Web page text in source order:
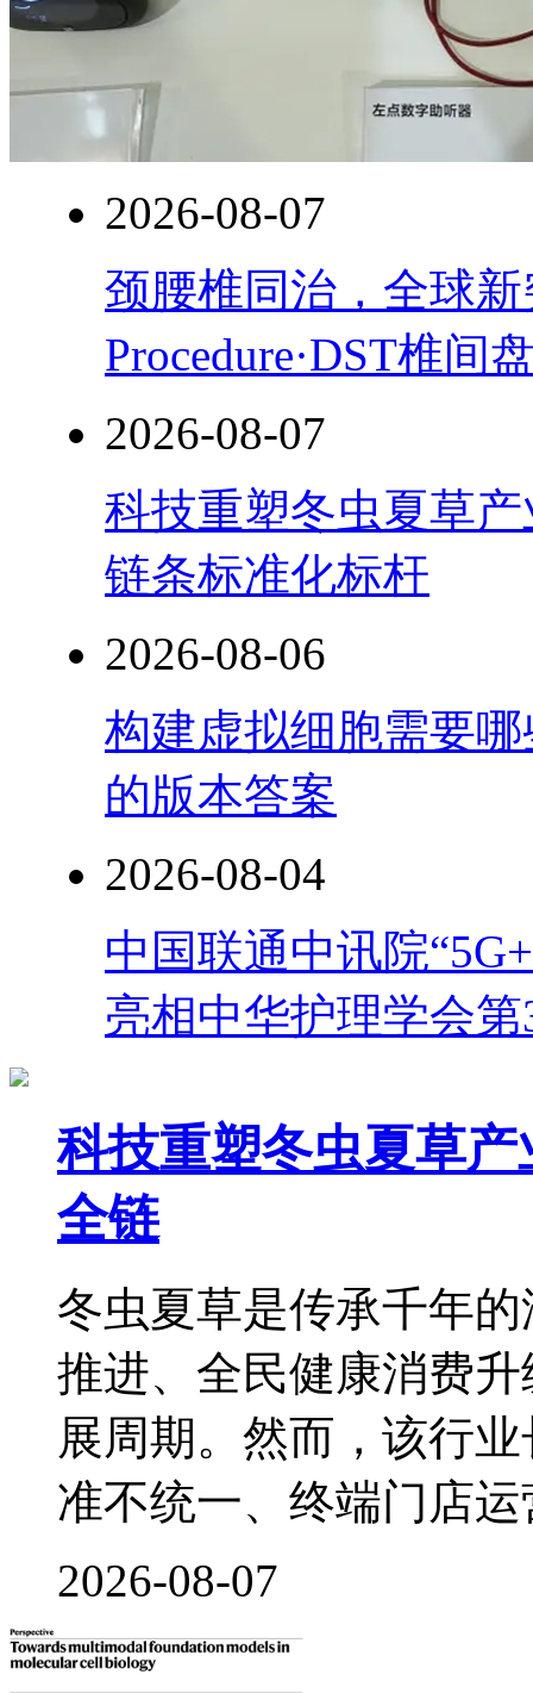
2026-08-07
颈腰椎同治，全球
Procedure·DST椎间
2026-08-07
科技重塑冬虫夏草
链条标准化标杆
2026-08-06
构建虚拟细胞需要
的版本答案
2026-08-04
中国联通中讯院
亮相中华护理学会
科技重塑冬虫夏草
全链
冬虫夏草是传承千年
推进、全民健康消费
展周期。然而，该行
准不统一、终端门店运
2026-08-07